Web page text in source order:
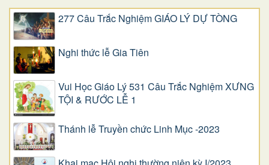
277 Câu Trắc Nghiệm GIÁO LÝ DỰ TÒNG
Nghi thức lễ Gia Tiên
Vui Học Giáo Lý 531 Câu Trắc Nghiệm XƯNG
TỘI & RƯỚC LỄ 1
Thánh lễ Truyền chức Linh Mục -2023